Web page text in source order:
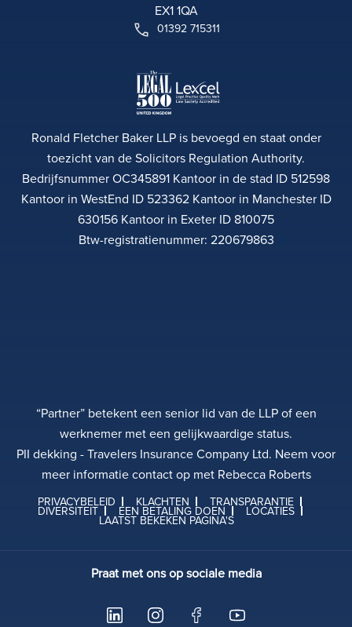
EX1 1QA
01392 715311
Ronald Fletcher Baker LLP is bevoegd en staat onder
toezicht van de Solicitors Regulation Authority.
Bedrijfsnummer OC345891 Kantoor in de stad ID 512598
Kantoor in WestEnd ID 523362 Kantoor in Manchester ID
630156 Kantoor in Exeter ID 810075
Btw-registratienummer: 220679863
“Partner” betekent een senior lid van de LLP of een
werknemer met een gelijkwaardige status.
PII dekking - Travelers Insurance Company Ltd. Neem voor
meer informatie contact op met Rebecca Roberts
PRIVACYBELEID KLACHTEN TRANSPARANTIE
DIVERSITEIT EEN BETALING DOEN LOCATIES
LAATST BEKEKEN PAGINA'S
Praat met ons op sociale media